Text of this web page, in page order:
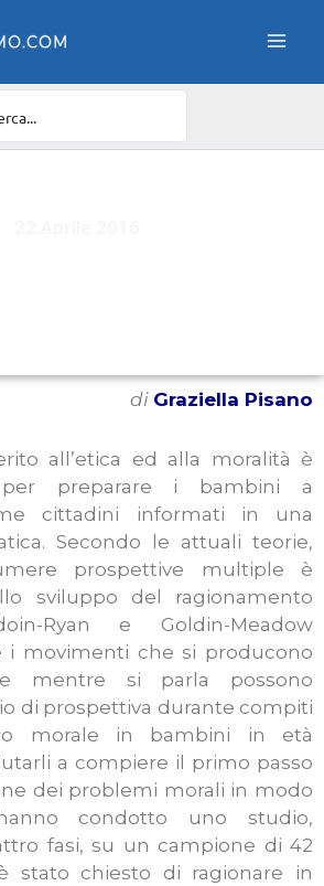
di Graziella Pisano
all’etica ed alla moralità è
per preparare i bambini a
cittadini informati in una
Secondo le attuali teorie,
prospettive multiple è
sviluppo del ragionamento
Ryan e Goldin-Meadow
i movimenti che si producono
mentre si parla possono
di prospettiva durante compiti
morale in bambini in età
a compiere il primo passo
dei problemi morali in modo
condotto uno studio,
fasi, su un campione di 42
stato chiesto di ragionare in